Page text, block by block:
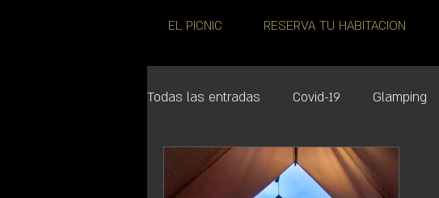
EL PICNIC RESERVA TU HABITACION
Todas las entradas Covid-19 Glamping